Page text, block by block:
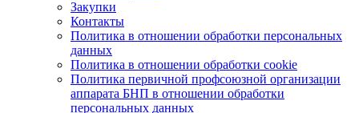
Закупки
Контакты
Политика в отношении обработки персональных
данных
Политика в отношении обработки cookie
Политика первичной профсоюзной организации
аппарата БНП в отношении обработки
персональных данных